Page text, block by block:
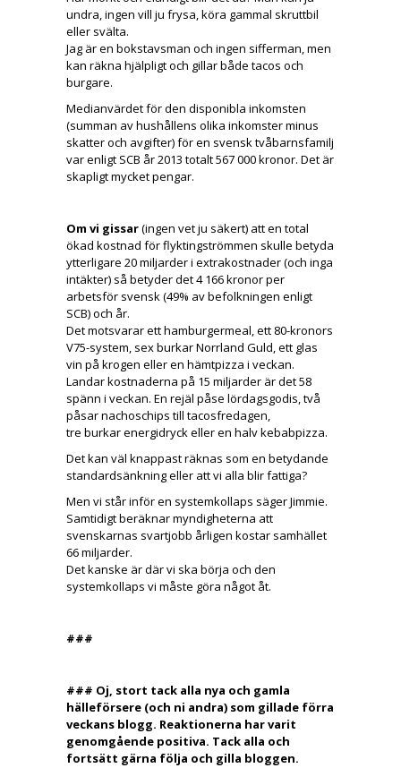
undra, ingen vill ju frysa, köra gammal skruttbil
eller svälta.
Jag är en bokstavsman och ingen sifferman, men
kan räkna hjälpligt och gillar både tacos och
burgare.
Medianvärdet för den disponibla inkomsten
(summan av hushållens olika inkomster minus
skatter och avgifter) för en svensk tvåbarnsfamilj
var enligt SCB år 2013 totalt 567 000 kronor. Det är
skapligt mycket pengar.
Om vi gissar(ingen vet ju säkert) att en total
ökad kostnad för flyktingströmmen skulle betyda
ytterligare 20 miljarder i extrakostnader (och inga
intäkter) så betyder det 4 166 kronor per
arbetsför svensk (49% av befolkningen enligt
SCB) och år.
Det motsvarar ett hamburgermeal, ett 80-kronors
V75-system, sex burkar Norrland Guld, ett glas
vin på krogen eller en hämtpizza i veckan.
Landar kostnaderna på 15 miljarder är det 58
spänn i veckan. En rejäl påse lördagsgodis, två
påsar nachoschips till tacosfredagen,
tre burkar energidryck eller en halv kebabpizza.
Det kan väl knappast räknas som en betydande
standardsänkning eller att vi alla blir fattiga?
Men vi står inför en systemkollaps säger Jimmie.
Samtidigt beräknar myndigheterna att
svenskarnas svartjobb årligen kostar samhället
66 miljarder.
Det kanske är där vi ska börja och den
systemkollaps vi måste göra något åt.
###
### Oj, stort tack alla nya och gamla
hälleförsere (och ni andra) som gillade förra
veckans blogg. Reaktionerna har varit
genomgående positiva. Tack alla och
fortsätt gärna följa och gilla bloggen.